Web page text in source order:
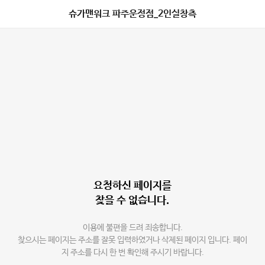
슈가맨워크 파주운정점_2인실창측
요청하신 페이지를
찾을 수 없습니다.
이용에 불편을 드려 죄송합니다.
찾으시는 페이지는 주소를 잘못 입력하였거나 삭제된 페이지 입니다. 페이
지 주소를 다시 한 번 확인해 주시기 바랍니다.